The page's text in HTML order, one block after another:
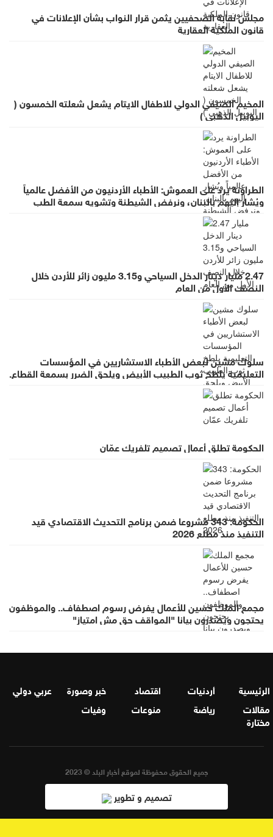
مجلس نقابة الصحفيين يثمن قرار النواب بشأن الإعلانات في
قانون الملكية العقارية
المخيم الصيفي الدولي للاطفال الايتام يشعل شعلته الخمسون (
اليوبيل الذهبي )
الطراونة يرد على العموش: الأطباء الأردنيون من الأفضل عالمياً
ويُشار إليهم بالبنان، ونرفض الشيطنة وتشويه سمعة الطب
بالعموميات
2.47 مليار دينار الدخل السياحي و3.15 مليون زائر للأردن خلال
النصف الأول من العام
سلوك مشين لبعض الأطباء الاستشاريين في المؤسسات
التعليمية يلطخ ثوب الطبيب الأبيض ويلحق الضرر بسمعة القطاع.
الحكومة تطلق أعمال تصميم تلفريك عمّان
الحكومة: 343 مشروعا ضمن برنامج التحديث الاقتصادي قيد
التنفيذ منذ مطلع 2026
مجمع الملك حسين للأعمال يفرض رسوم اصطفاف.. والموظفون
يحتجون ويصدرون بيانا "المواقف حق مش امتياز"
الرئيسية أردنيات اقتصاد خبر وصورة
عربي دولي
مقالات
مختارة
رياضة منوعات وفيات
جميع الحقوق محفوظة لموقع أخبار البلد © 2023
تصميم و تطوير